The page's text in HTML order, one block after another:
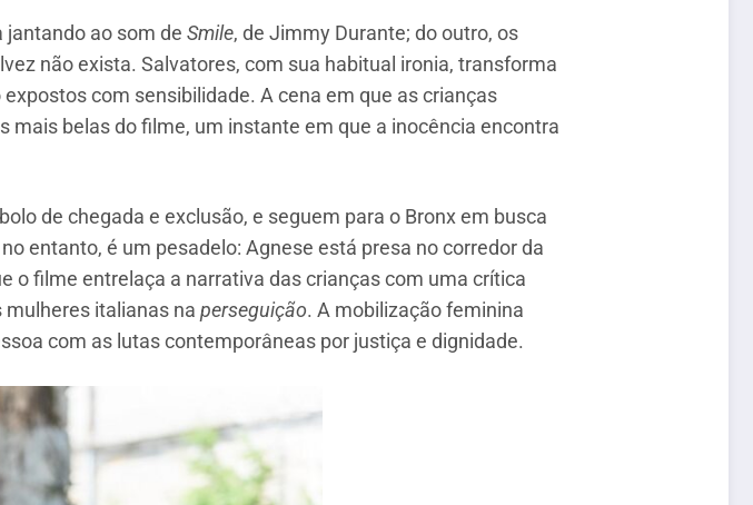
jantando ao som de Smile, de Jimmy Durante; do outro, os
não exista. Salvatores, com sua habitual ironia, transforma
com sensibilidade. A cena em que as crianças
belas do filme, um instante em que a inocência encontra
de chegada e exclusão, e seguem para o Bronx em busca
entanto, é um pesadelo: Agnese está presa no corredor da
o filme entrelaça a narrativa das crianças com uma crítica
mulheres italianas na perseguição. A mobilização feminina
com as lutas contemporâneas por justiça e dignidade.